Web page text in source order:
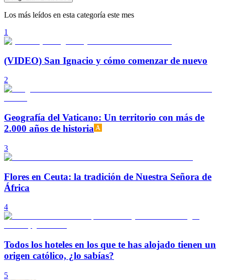
Los más leídos en esta categoría este mes
1
(VIDEO) San Ignacio y cómo comenzar de nuevo
2
Geografía del Vaticano: Un territorio con más de
2.000 años de historia
3
Flores en Ceuta: la tradición de Nuestra Señora de
África
4
Todos los hoteles en los que te has alojado tienen un
origen católico, ¿lo sabías?
5